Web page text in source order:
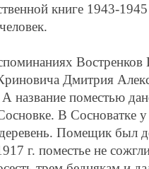
книге 1943-
Дмитрия
название поместью
В Сосноватке
Помещик был
г. поместье не